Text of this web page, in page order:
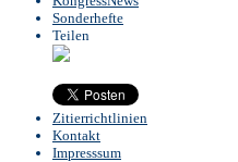
Sonderhefte
Teilen
Zitierrichtlinien
Kontakt
Impresssum